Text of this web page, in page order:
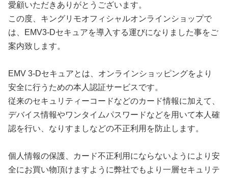
愛顧いただきありがとうございます。
この度、キングリモオフィシャルオンラインショップで
は、EMV3-Dセキュアを導入する運びになりました事をご
案内致します。
EMV 3-Dセキュアとは、オンラインショッピングをより
安全に行うための本人認証サービスです。
従来のセキュリティーコードなどのカード情報に加えて、
デバイス情報やワンタイムパスワードなどを用いて本人確
認を行い、なりすましなどの不正利用を防止します。
個人情報の保護、カード不正利用にならないようにより安
全にお買い物頂けますように弊社でもより一層セキュリテ